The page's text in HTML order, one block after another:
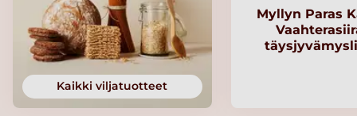
Kaikki viljatuotteet
Myllyn Paras